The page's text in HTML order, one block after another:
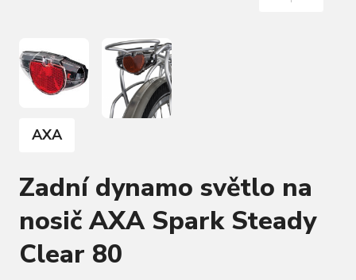
AXA
Zadní dynamo světlo na
nosič AXA Spark Steady
Clear 80